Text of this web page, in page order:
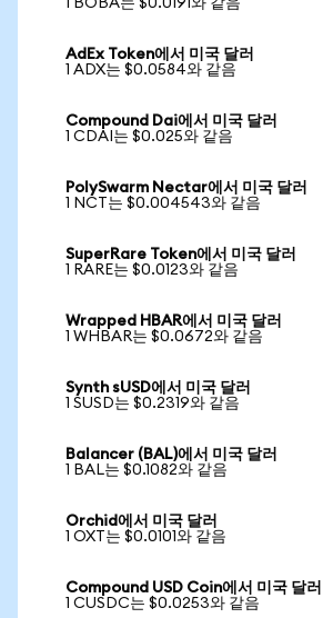
1 BOBA는 $0.0191와 같음
AdEx Token에서 미국 달러
1 ADX는 $0.0584와 같음
Compound Dai에서 미국 달러
1 CDAI는 $0.025와 같음
PolySwarm Nectar에서 미국 달러
1 NCT는 $0.004543와 같음
SuperRare Token에서 미국 달러
1 RARE는 $0.0123와 같음
Wrapped HBAR에서 미국 달러
1 WHBAR는 $0.0672와 같음
Synth sUSD에서 미국 달러
1 SUSD는 $0.2319와 같음
Balancer (BAL)에서 미국 달러
1 BAL는 $0.1082와 같음
Orchid에서 미국 달러
1 OXT는 $0.0101와 같음
Compound USD Coin에서 미국 달러
1 CUSDC는 $0.0253와 같음